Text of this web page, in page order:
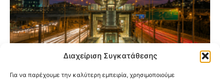
Διαχείριση Συγκατάθεσης
Για να παρέχουμε την καλύτερη εμπειρία, χρησιμοποιούμε